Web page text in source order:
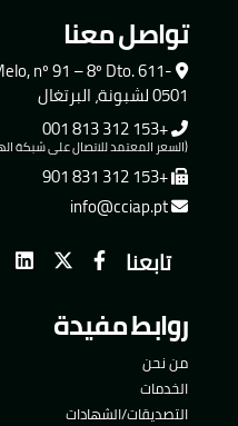
تواصل معنا
nº 91 – 8º Dto. 611-
0501 لشبونة، البرتغال
+153 312 813 001
(السعر المعتمد للاتصال على شبكة
+153 312 831 901
info@cciap.pt
تابعنا
روابط مفيدة
من نحن
الخدمات
التصديقات/الشهادات